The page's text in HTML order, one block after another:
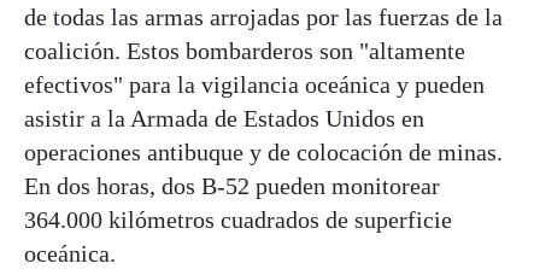
de todas las armas arrojadas por las fuerzas de la
coalición. Estos bombarderos son "altamente
efectivos" para la vigilancia oceánica y pueden
asistir a la Armada de Estados Unidos en
operaciones antibuque y de colocación de minas.
En dos horas, dos B-52 pueden monitorear
364.000 kilómetros cuadrados de superficie
oceánica.